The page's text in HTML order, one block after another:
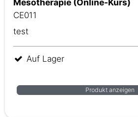
Mesotherapie (Online-Kurs)
CE011
test
Auf Lager
Produkt anzeigen